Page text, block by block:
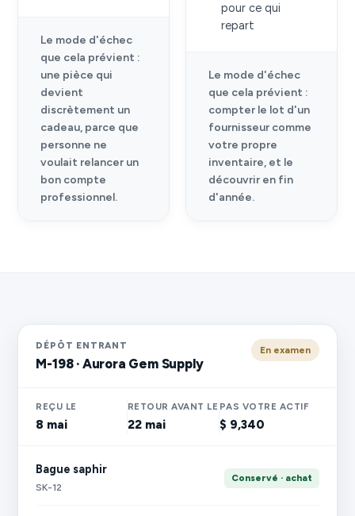
Le mode d'échec
que cela prévient :
une pièce qui
devient
discrètement un
cadeau, parce que
personne ne
voulait relancer un
bon compte
professionnel.
pour ce qui
repart
Le mode d'échec
que cela prévient :
compter le lot d'un
fournisseur comme
votre propre
inventaire, et le
découvrir en fin
d'année.
DÉPÔT ENTRANT
M-198 · Aurora Gem Supply
En examen
REÇU LE
8 mai
RETOUR AVANT LE
22 mai
PAS VOTRE ACTIF
$ 9,340
Bague saphir
SK-12
Conservé · achat